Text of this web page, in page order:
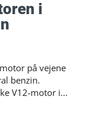
i
på vejene
benzin.
V12-motor i...